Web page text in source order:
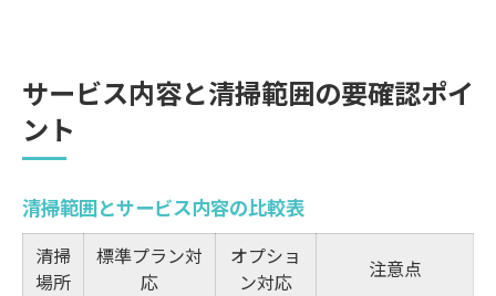
サービス内容と清掃範囲の要確認ポイ
ント
清掃範囲とサービス内容の比較表
清掃
場所
標準プラン対
応
オプショ
ン対応
注意点